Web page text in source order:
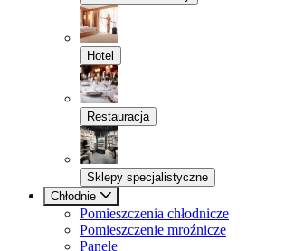
Hotel
Restauracja
Sklepy specjalistyczne
Chłodnie
Pomieszczenia chłodnicze
Pomieszczenie mroźnicze
Panele